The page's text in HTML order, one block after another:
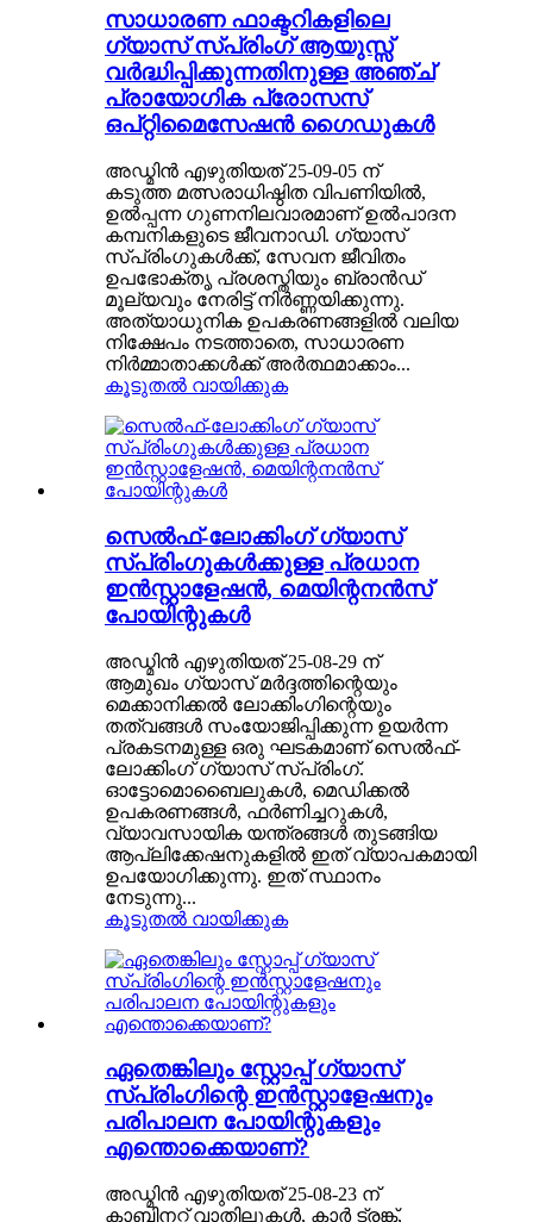
സാധാരണ ഫാക്ടറികളിലെ
ഗ്യാസ് സ്പ്രിംഗ് ആയുസ്സ്
വർദ്ധിപ്പിക്കുന്നതിനുള്ള അഞ്ച്
പ്രായോഗിക പ്രോസസ്
ഒപ്റ്റിമൈസേഷൻ ഗൈഡുകൾ
അഡ്മിൻ എഴുതിയത് 25-09-05 ന്
കടുത്ത മത്സരാധിഷ്ഠിത വിപണിയിൽ,
ഉൽ‌പ്പന്ന ഗുണനിലവാരമാണ് ഉൽ‌പാദന
കമ്പനികളുടെ ജീവനാഡി. ഗ്യാസ്
സ്പ്രിംഗുകൾ‌ക്ക്, സേവന ജീവിതം
ഉപഭോക്തൃ പ്രശസ്തിയും ബ്രാൻഡ്
മൂല്യവും നേരിട്ട് നിർണ്ണയിക്കുന്നു.
അത്യാധുനിക ഉപകരണങ്ങളിൽ വലിയ
നിക്ഷേപം നടത്താതെ, സാധാരണ
നിർമ്മാതാക്കൾക്ക് അർത്ഥമാക്കാം...
കൂടുതൽ വായിക്കുക
സെൽഫ്-ലോക്കിംഗ് ഗ്യാസ്
സ്പ്രിംഗുകൾക്കുള്ള പ്രധാന
ഇൻസ്റ്റാളേഷൻ, മെയിന്റനൻസ്
പോയിന്റുകൾ
അഡ്മിൻ എഴുതിയത് 25-08-29 ന്
ആമുഖം ഗ്യാസ് മർദ്ദത്തിന്റെയും
മെക്കാനിക്കൽ ലോക്കിംഗിന്റെയും
തത്വങ്ങൾ സംയോജിപ്പിക്കുന്ന ഉയർന്ന
പ്രകടനമുള്ള ഒരു ഘടകമാണ് സെൽഫ്-
ലോക്കിംഗ് ഗ്യാസ് സ്പ്രിംഗ്.
ഓട്ടോമൊബൈലുകൾ, മെഡിക്കൽ
ഉപകരണങ്ങൾ, ഫർണിച്ചറുകൾ,
വ്യാവസായിക യന്ത്രങ്ങൾ തുടങ്ങിയ
ആപ്ലിക്കേഷനുകളിൽ ഇത് വ്യാപകമായി
ഉപയോഗിക്കുന്നു. ഇത് സ്ഥാനം
നേടുന്നു...
കൂടുതൽ വായിക്കുക
ഏതെങ്കിലും സ്റ്റോപ്പ് ഗ്യാസ്
സ്പ്രിംഗിന്റെ ഇൻസ്റ്റാളേഷനും
പരിപാലന പോയിന്റുകളും
എന്തൊക്കെയാണ്?
അഡ്മിൻ എഴുതിയത് 25-08-23 ന്
കാബിനറ്റ് വാതിലുകൾ, കാർ ട്രങ്ക്,